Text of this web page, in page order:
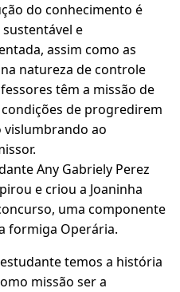
do conhecimento é
e
assim como as
natureza de controle
têm a missão de
de progredirem
ao
Any Gabriely Perez
e criou a Joaninha
uma componente
formiga Operária.
temos a história
missão ser a